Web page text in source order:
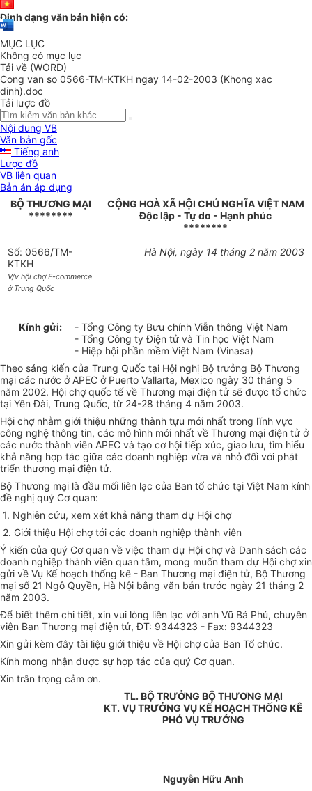
Định dạng văn bản hiện có:
MỤC LỤC
Không có mục lục
Tải về (WORD)
Cong van so 0566-TM-KTKH ngay 14-02-2003 (Khong xac
dinh).doc
Tải lược đồ
Nội dung VB
Văn bản gốc
Tiếng anh
Lược đồ
VB liên quan
Bản án áp dụng
BỘ THƯƠNG MẠI
********
CỘNG HOÀ XÃ HỘI CHỦ NGHĨA VIỆT NAM
Độc lập - Tự do - Hạnh phúc
********
Số: 0566/TM-
KTKH
V/v hội chợ E-commerce
ở Trung Quốc
Hà Nội, ngày 14 tháng 2 năm 2003
Kính gửi:
- Tổng Công ty Bưu chính Viễn thông Việt Nam
- Tổng Công ty Điện tử và Tin học Việt Nam
- Hiệp hội phần mềm Việt Nam (Vinasa)
Theo sáng kiến của Trung Quốc tại Hội nghị Bộ trưởng Bộ Thương
mại các nước ở APEC ở Puerto Vallarta, Mexico ngày 30 tháng 5
năm 2002. Hội chợ quốc tế về Thương mại điện tử sẽ được tổ chức
tại Yên Đài, Trung Quốc, từ 24-28 tháng 4 năm 2003.
Hội chợ nhằm giới thiệu những thành tựu mới nhất trong lĩnh vực
công nghệ thông tin, các mô hình mới nhất về Thương mại điện tử ở
các nước thành viên APEC và tạo cơ hội tiếp xúc, giao lưu, tìm hiểu
khả năng hợp tác giữa các doanh nghiệp vừa và nhỏ đối với phát
triển thương mại điện tử.
Bộ Thương mại là đầu mối liên lạc của Ban tổ chức tại Việt Nam kính
đề nghị quý Cơ quan:
1. Nghiên cứu, xem xét khả năng tham dự Hội chợ
2. Giới thiệu Hội chợ tới các doanh nghiệp thành viên
Ý kiến của quý Cơ quan về việc tham dự Hội chợ và Danh sách các
doanh nghiệp thành viên quan tâm, mong muốn tham dự Hội chợ xin
gửi về Vụ Kế hoạch thống kê - Ban Thương mại điện tử, Bộ Thương
mại số 21 Ngô Quyền, Hà Nội bằng văn bản trước ngày 21 tháng 2
năm 2003.
Để biết thêm chi tiết, xin vui lòng liên lạc với anh Vũ Bá Phú, chuyên
viên Ban Thương mại điện tử, ĐT: 9344323 - Fax: 9344323
Xin gửi kèm đây tài liệu giới thiệu về Hội chợ của Ban Tổ chức.
Kính mong nhận được sự hợp tác của quý Cơ quan.
Xin trân trọng cảm ơn.
TL. BỘ TRƯỞNG BỘ THƯƠNG MẠI
KT. VỤ TRƯỞNG VỤ KẾ HOẠCH THỐNG KÊ
PHÓ VỤ TRƯỞNG
Nguyễn Hữu Anh